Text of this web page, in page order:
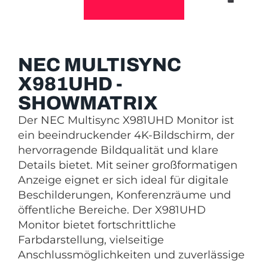
NEC MULTISYNC
X981UHD -
SHOWMATRIX
Der NEC Multisync X981UHD Monitor ist
ein beeindruckender 4K-Bildschirm, der
hervorragende Bildqualität und klare
Details bietet. Mit seiner großformatigen
Anzeige eignet er sich ideal für digitale
Beschilderungen, Konferenzräume und
öffentliche Bereiche. Der X981UHD
Monitor bietet fortschrittliche
Farbdarstellung, vielseitige
Anschlussmöglichkeiten und zuverlässige